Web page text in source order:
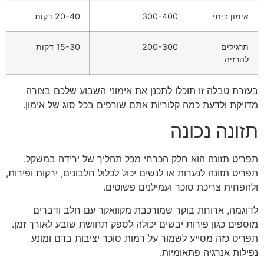
אימון ביתי 300-400 20-40 דקות
תרגילים
להרזיה
200-300 15-30 דקות
בעזרת טבלה זו תוכלו לתכנן את אימוני השבוע שלכם בצורה
מדויקת ולדעת כמה קלוריות אתם שורפים בכל סוג של אימון.
תזונה נכונה
תפריט תזונה הוא חלק הכרחי מכל תהליך של ירידה במשקל.
תפריט תזונה לנערות או לנשים יכול לכלול חלבונים, ירקות ופירות,
ולהפחית צריכת סוכר ועמילנים פשוטים.
לדוגמה, ארוחת בוקר שמורכבת מקוואקר עם חלב ודברים
מוספים כגון פירות יבשים יכולה לספק תחושת שובע לאורך זמן.
תפריט כזה מסייע לשמור על רמות סוכר יציבות בדם ומונע
נפילות אנרגיה פתאומיות.